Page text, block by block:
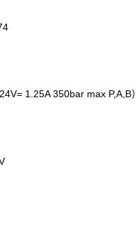
1.25A 350bar max P,A,B）